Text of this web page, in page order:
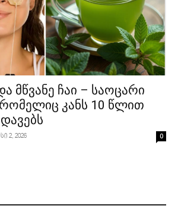
მწვანე ჩაი – საოცარი
რომელიც კანს 10 წლით
2, 2026 0